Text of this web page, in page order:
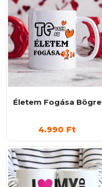
Életem Fogása Bögre
4.990 Ft